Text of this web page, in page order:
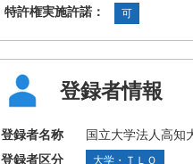
特許権実施許諾： 可
登録者情報
登録者名称
国立大学法人高知
登録者区分
大学・ＴＬＯ